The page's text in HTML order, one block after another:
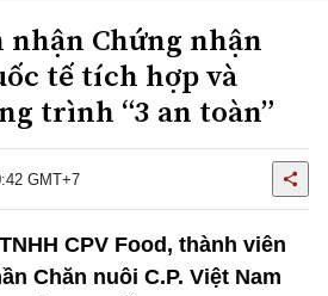
nhận Chứng nhận
tế tích hợp và
trình “3 an toàn”
GMT+7
CPV Food, thành viên
Chăn nuôi C.P. Việt Nam